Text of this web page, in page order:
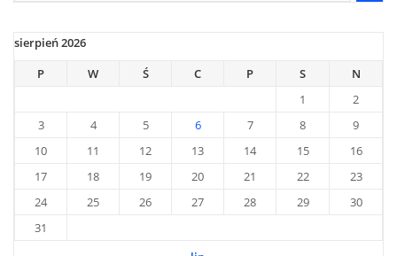
sierpień 2026
P
W Ś C P S
N
1
2
3
4 5 6 7 8
9
10
11 12 13 14 15
16
17
18 19 20 21 22
23
24
25 26 27 28 29
30
31